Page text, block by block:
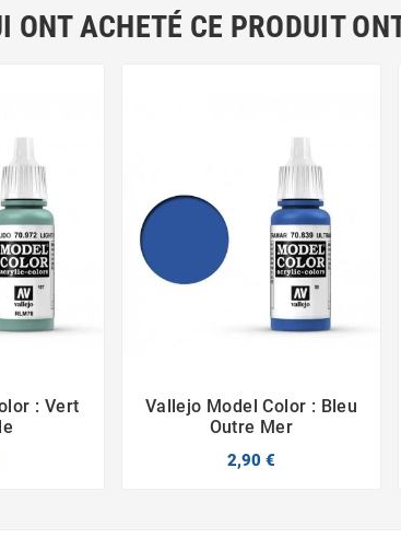
ONT ACHETÉ CE PRODUIT
: Vert
 
Vallejo Model Color : Bleu
Outre Mer
2,90 €